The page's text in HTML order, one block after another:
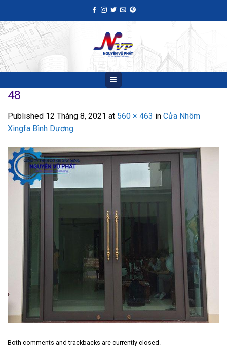
to
content
48
Published 12 Tháng 8, 2021 at 560 × 463 in Cửa Nhôm
Xingfa Bình Dương
Both comments and trackbacks are currently closed.